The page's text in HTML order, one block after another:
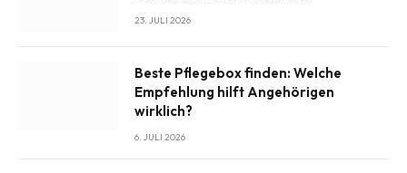
23. JULI 2026
Beste Pflegebox finden: Welche
Empfehlung hilft Angehörigen
wirklich?
6. JULI 2026